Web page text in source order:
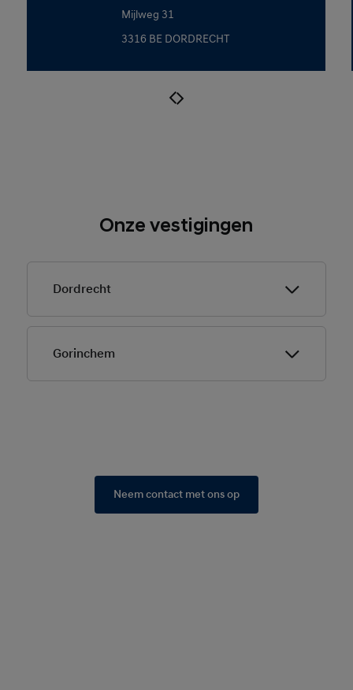
Mijlweg 31
3316 BE DORDRECHT
Onze vestigingen
Dordrecht
Gorinchem
Neem contact met ons op